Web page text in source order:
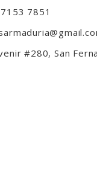
7851
#280, San